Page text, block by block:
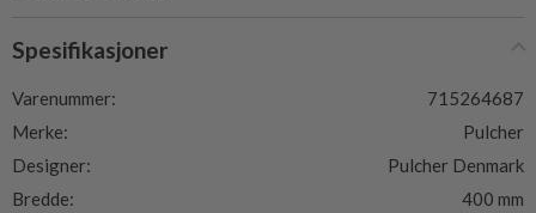
Spesifikasjoner
Varenummer:
715264687
Merke:
Pulcher
Designer:
Pulcher Denmark
Bredde:
400 mm